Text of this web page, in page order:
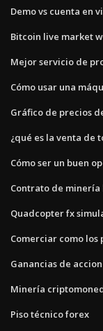
Demo vs cuenta en
Bitcoin live market
Mejor servicio de
Cómo usar una
Gráfico de precios
¿qué es la venta de
Cómo ser un buen
Contrato de minería
Quadcopter fx
Comerciar como los
Ganancias de
Minería
Piso técnico forex